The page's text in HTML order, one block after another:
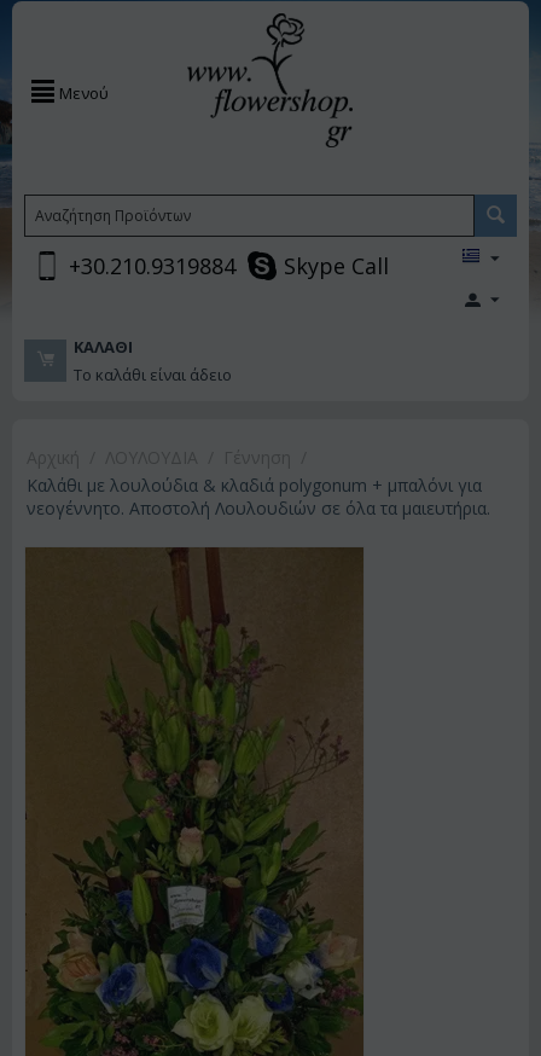
Μενού
+30.210.9319884 Skype Call
ΚΑΛΆΘΙ
Το καλάθι είναι άδειο
Καλάθι με λουλούδια & κλαδιά polygonum + μπαλόνι για
νεογέννητο. Αποστολή Λουλουδιών σε όλα τα μαιευτήρια.